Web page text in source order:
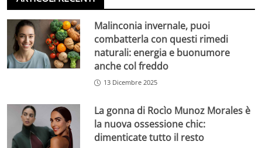
Malinconia invernale, puoi
combatterla con questi rimedi
naturali: energia e buonumore
anche col freddo
13 Dicembre 2025
La gonna di Rocìo Munoz Morales è
la nuova ossessione chic:
dimenticate tutto il resto